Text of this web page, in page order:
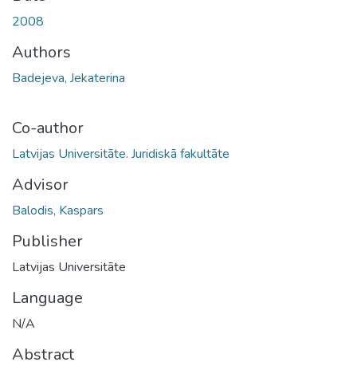
2008
Authors
Badejeva, Jekaterina
Co-author
Latvijas Universitāte. Juridiskā fakultāte
Advisor
Balodis, Kaspars
Publisher
Latvijas Universitāte
Language
N/A
Abstract